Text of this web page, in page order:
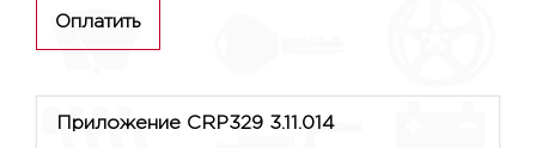
Оплатить
Приложение CRP329 3.11.014